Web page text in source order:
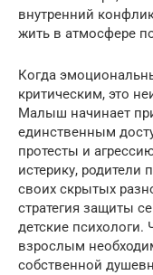
внутренний
жить в атмосфере
Когда
критическим, это
Малыш начинает
единственным
протесты и
истерику, родители
своих скрытых
стратегия защиты
детские психологи.
взрослым
собственной